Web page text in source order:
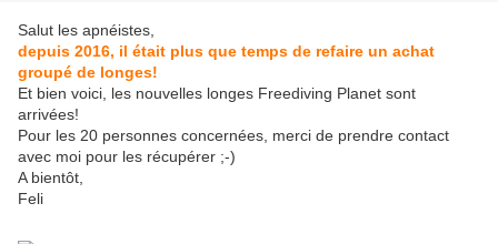
Salut les apnéistes,
depuis 2016, il était plus que temps de refaire un achat
groupé de longes!
Et bien voici, les nouvelles longes Freediving Planet sont
arrivées!
Pour les 20 personnes concernées, merci de prendre contact
avec moi pour les récupérer ;-)
A bientôt,
Feli